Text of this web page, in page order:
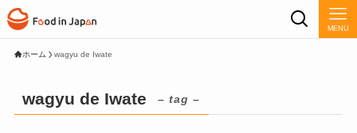
MENU
ホーム wagyu de Iwate
wagyu de Iwate – tag –